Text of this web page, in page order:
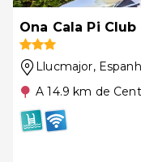
Ona Cala Pi Club
Llucmajor,
A 14.9 km de